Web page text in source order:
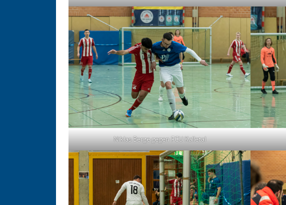
Niklas Berge gegen FCU Kalletal